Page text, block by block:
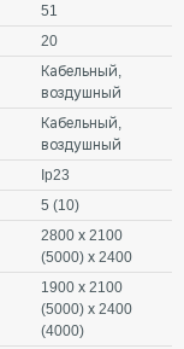
51
20
Кабельный,
воздушный
Кабельный,
воздушный
Ip23
5 (10)
2800 х 2100
(5000) х 2400
1900 х 2100
(5000) х 2400
(4000)